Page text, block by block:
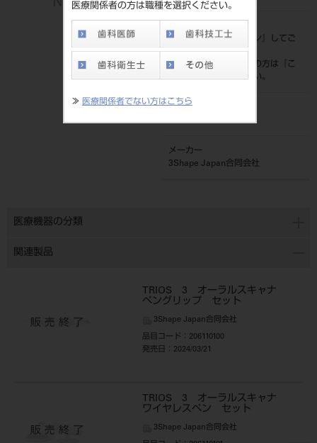
医療関係者の方は職種を選択ください。
≫ 医療関係者でない方はこちら
価格の確認は『ログイン
』してご
覧ください。
ネット会員登録がまだの方は『
こ
ちら』より登録ください。
発売日
2025/01/06
メーカー
3Shape Japan合同会社
医療機器の分類
関連製品
TRIOS 3 オーラルスキャナ
ペングリップ セット
3Shape Japan合同会社
品目コード ：206110100
発売日
：2024/03/21
TRIOS 3 オーラルスキャナ
ワイヤレスペン セット
3Shape Japan合同会社